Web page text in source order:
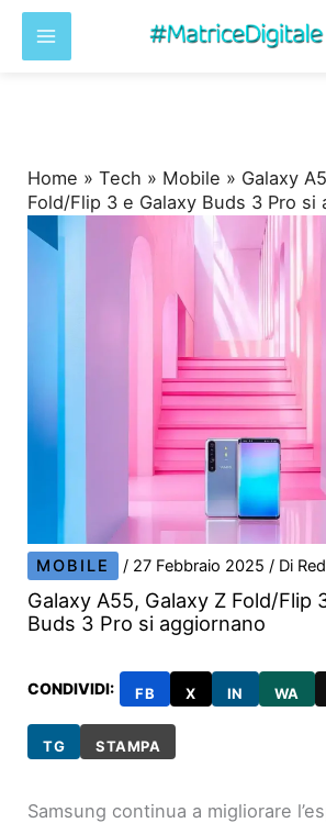
Home »Tech » Mobile » Galaxy
Fold/Flip 3 e Galaxy Buds 3 Pro si
MOBILE / 27 Febbraio 2025/ Di
Galaxy A55, Galaxy Z Fold/Flip
Buds 3 Pro si aggiornano
CONDIVIDI: FB X IN WA
TG STAMPA
Samsung continua a migliorare